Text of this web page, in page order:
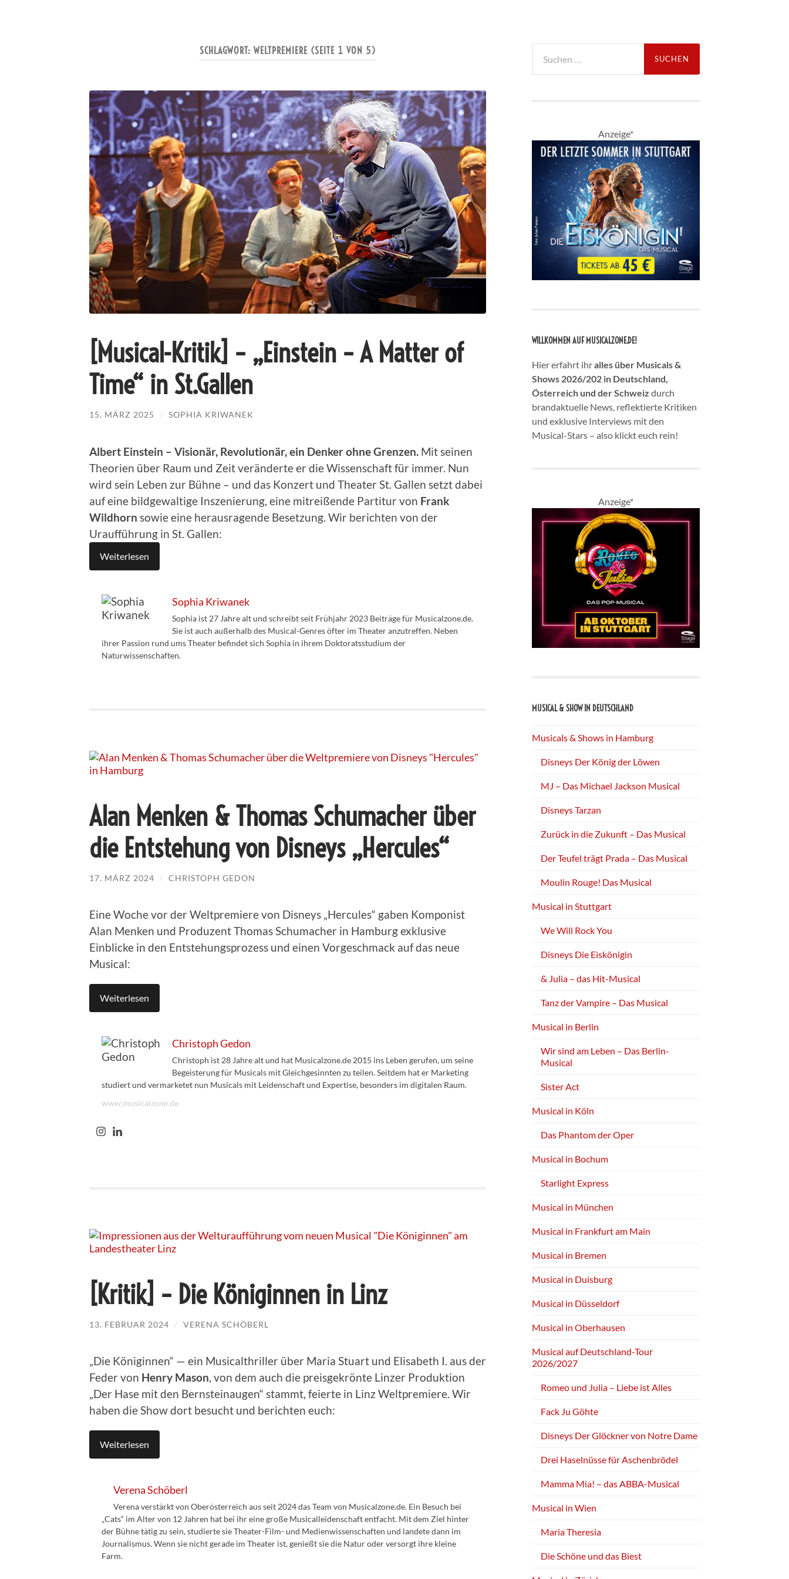
SCHLAGWORT: WELTPREMIERE (SEITE 1 VON 5)
[Musical-Kritik] – „Einstein – A Matter of
Time“ in St.Gallen
15. MÄRZ 2025 / SOPHIA KRIWANEK
Albert Einstein – Visionär, Revolutionär, ein Denker ohne Grenzen. Mit seinen
Theorien über Raum und Zeit veränderte er die Wissenschaft für immer. Nun
wird sein Leben zur Bühne – und das Konzert und Theater St. Gallen setzt dabei
auf eine bildgewaltige Inszenierung, eine mitreißende Partitur von Frank
Wildhorn sowie eine herausragende Besetzung. Wir berichten von der
Uraufführung in St. Gallen:
Weiterlesen
Sophia Kriwanek
Sophia ist 27 Jahre alt und schreibt seit Frühjahr 2023 Beiträge für Musicalzone.de.
Sie ist auch außerhalb des Musical-Genres öfter im Theater anzutreffen. Neben
ihrer Passion rund ums Theater befindet sich Sophia in ihrem Doktoratsstudium der
Naturwissenschaften.
Alan Menken & Thomas Schumacher über
die Entstehung von Disneys „Hercules“
17. MÄRZ 2024 / CHRISTOPH GEDON
Eine Woche vor der Weltpremiere von Disneys „Hercules“ gaben Komponist
Alan Menken und Produzent Thomas Schumacher in Hamburg exklusive
Einblicke in den Entstehungsprozess und einen Vorgeschmack auf das neue
Musical:
Weiterlesen
Christoph Gedon
Christoph ist 28 Jahre alt und hat Musicalzone.de 2015 ins Leben gerufen, um seine
Begeisterung für Musicals mit Gleichgesinnten zu teilen. Seitdem hat er Marketing
studiert und vermarketet nun Musicals mit Leidenschaft und Expertise, besonders im digitalen Raum.
www.musicalzone.de
[Kritik] – Die Königinnen in Linz
13. FEBRUAR 2024 / VERENA SCHÖBERL
„Die Königinnen“ — ein Musicalthriller über Maria Stuart und Elisabeth I. aus der
Feder von Henry Mason, von dem auch die preisgekrönte Linzer Produktion
„Der Hase mit den Bernsteinaugen“ stammt, feierte in Linz Weltpremiere. Wir
haben die Show dort besucht und berichten euch:
Weiterlesen
Verena Schöberl
Verena verstärkt von Oberösterreich aus seit 2024 das Team von Musicalzone.de. Ein Besuch bei
„Cats“ im Alter von 12 Jahren hat bei ihr eine große Musicalleidenschaft entfacht. Mit dem Ziel hinter
der Bühne tätig zu sein, studierte sie Theater-Film- und Medienwissenschaften und landete dann im
Journalismus. Wenn sie nicht gerade im Theater ist, genießt sie die Natur oder versorgt ihre kleine
Farm.
nach:
Anzeige*
WILLKOMMEN AUF MUSICALZONE.DE!
Hier erfahrt ihralles über Musicals &
Shows 2026/202 in Deutschland,
Österreich und der Schweiz durch
brandaktuelle News, reflektierte Kritiken
und exklusive Interviews mit den
Musical-Stars – also klickt euch rein!
Anzeige*
MUSICAL & SHOW IN DEUTSCHLAND
Musicals & Shows in Hamburg
Disneys Der König der Löwen
MJ – Das Michael Jackson Musical
Disneys Tarzan
Zurück in die Zukunft – Das Musical
Der Teufel trägt Prada – Das Musical
Moulin Rouge! Das Musical
Musical in Stuttgart
We Will Rock You
Disneys Die Eiskönigin
& Julia – das Hit-Musical
Tanz der Vampire – Das Musical
Musical in Berlin
Wir sind am Leben – Das Berlin-
Musical
Sister Act
Musical in Köln
Das Phantom der Oper
Musical in Bochum
Starlight Express
Musical in München
Musical in Frankfurt am Main
Musical in Bremen
Musical in Duisburg
Musical in Düsseldorf
Musical in Oberhausen
Musical auf Deutschland-Tour
2026/2027
Romeo und Julia – Liebe ist Alles
Fack Ju Göhte
Disneys Der Glöckner von Notre Dame
Drei Haselnüsse für Aschenbrödel
Mamma Mia! – das ABBA-Musical
Musical in Wien
Maria Theresia
Die Schöne und das Biest